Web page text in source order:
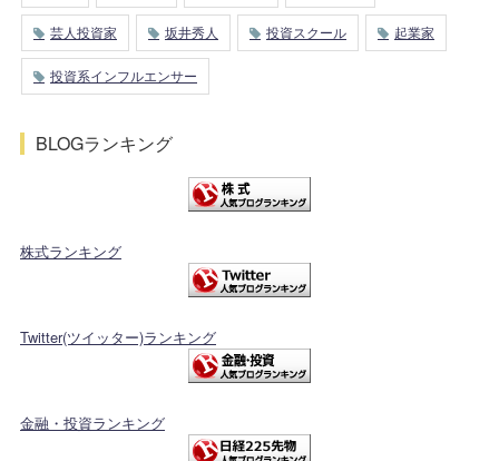
芸人投資家 坂井秀人 投資スクール 起業家
投資系インフルエンサー
BLOGランキング
株式ランキング
Twitter(ツイッター)ランキング
金融・投資ランキング